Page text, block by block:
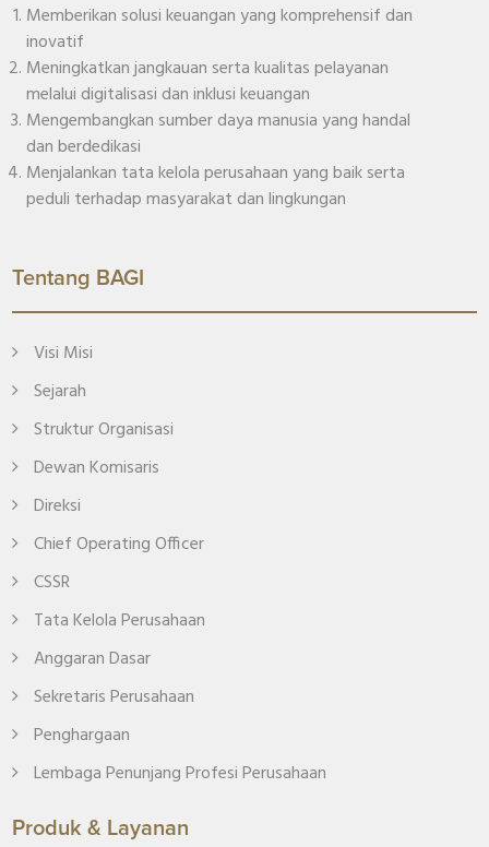
Memberikan solusi keuangan yang komprehensif dan
inovatif
Meningkatkan jangkauan serta kualitas pelayanan
melalui digitalisasi dan inklusi keuangan
Mengembangkan sumber daya manusia yang handal
dan berdedikasi
Menjalankan tata kelola perusahaan yang baik serta
peduli terhadap masyarakat dan lingkungan
Tentang BAGI
Visi Misi
Sejarah
Struktur Organisasi
Dewan Komisaris
Direksi
Chief Operating Officer
CSSR
Tata Kelola Perusahaan
Anggaran Dasar
Sekretaris Perusahaan
Penghargaan
Lembaga Penunjang Profesi Perusahaan
Produk & Layanan